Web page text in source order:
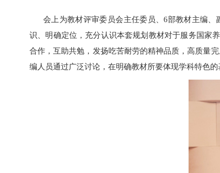
会上为教材评审委员会主任委员、6部教材主编、
识、明确定位，充分认识本套规划教材对于服务国家
合作，互助共勉，发扬吃苦耐劳的精神品质，高质量
编人员通过广泛讨论，在明确教材所要体现学科特色